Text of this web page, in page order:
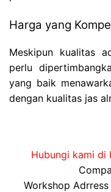
Harga yang
Meskipun kualitas
perlu
yang baik
dengan kualitas jas
Hubungi kami di
Workshop Adrress